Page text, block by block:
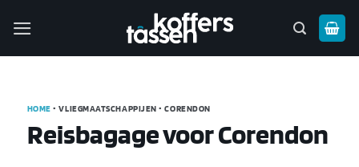
naar
HOME • VLIEGMAATSCHAPPIJEN • CORENDON
Reisbagage voor Corendon